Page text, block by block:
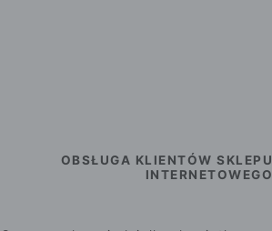
OBSŁUGA KLIENTÓW SKLEPU
INTERNETOWEGO